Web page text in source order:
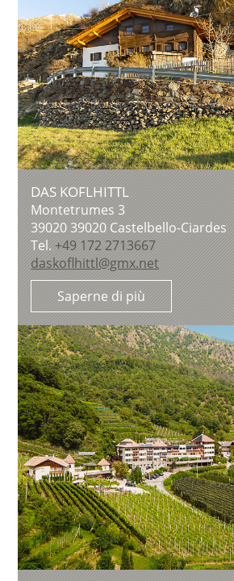
DAS KOFLHITTL
Montetrumes 3
3902039020 Castelbello-Ciardes
Tel.+49 172 2713667
daskoflhittl@gmx.net
Saperne di più